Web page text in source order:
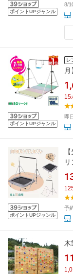
ポイントUPジャンル
8/
ポイントUPジャンル
レ
ン
象
15
即
ポイントUPジャンル
重
チ
予
木